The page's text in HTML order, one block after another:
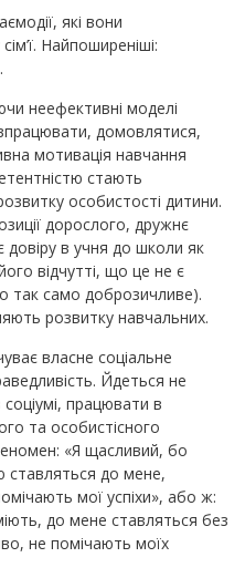
які вони
Найпоширеніші:
неефективні моделі
домовлятися,
мотивація навчання
стають
особистості дитини.
дорослого, дружнє
в учня до школи як
відчутті, що це не є
так само доброзичливе).
розвитку навчальних.
власне соціальне
Йдеться не
працювати в
та особистісного
«Я щасливий, бо
ставляться до мене,
мої успіхи», або ж:
до мене ставляться без
не помічають моїх